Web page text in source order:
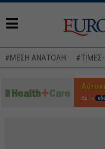
#ΜΕΣΗ ΑΝΑΤΟΛΗ
Δείτε